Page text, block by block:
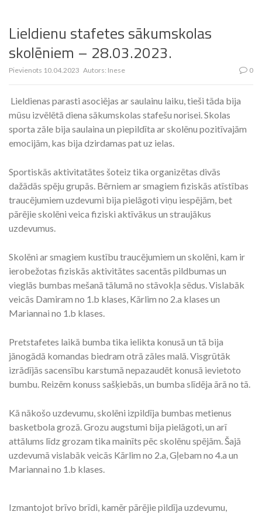
Lieldienu stafetes sākumskolas
skolēniem – 28.03.2023.
Pievienots 10.04.2023 Autors: Inese 0
Lieldienas parasti asociējas ar saulainu laiku, tieši tāda bija
mūsu izvēlētā diena sākumskolas stafešu norisei. Skolas
sporta zāle bija saulaina un piepildīta ar skolēnu pozitīvajām
emocijām, kas bija dzirdamas pat uz ielas.
Sportiskās aktivitatātes šoteiz tika organizētas divās
dažādās spēju grupās. Bērniem ar smagiem fiziskās atīstības
traucējumiem uzdevumi bija pielāgoti viņu iespējām, bet
pārējie skolēni veica fiziski aktīvākus un straujākus
uzdevumus.
Skolēni ar smagiem kustību traucējumiem un skolēni, kam ir
ierobežotas fiziskās aktivitātes sacentās pildbumas un
vieglās bumbas mešanā tālumā no stāvokļa sēdus. Vislabāk
veicās Damiram no 1.b klases, Kārlim no 2.a klases un
Mariannai no 1.b klases.
Pretstafetes laikā bumba tika ielikta konusā un tā bija
jānogādā komandas biedram otrā zāles malā. Visgrūtāk
izrādījās sacensību karstumā nepazaudēt konusā ievietoto
bumbu. Reizēm konuss sašķiebās, un bumba slīdēja ārā no tā.
Kā nākošo uzdevumu, skolēni izpildīja bumbas metienus
basketbola grozā. Grozu augstumi bija pielāgoti, un arī
attālums līdz grozam tika mainīts pēc skolēnu spējām. Šajā
uzdevumā vislabāk veicās Kārlim no 2.a, Gļebam no 4.a un
Mariannai no 1.b klases.
Izmantojot brīvo brīdi, kamēr pārējie pildīja uzdevumu,